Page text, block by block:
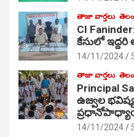
తాజా వార్తలు
CI
కేసులో ఇద్దరి
14/11/2024
తాజా వార్తలు
Principal
ఉజ్వల
14/11/2024